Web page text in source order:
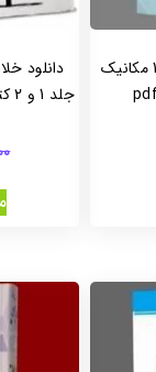
دانلود جزوه کامل کتاب فیزیک پایه 1 مکانیک